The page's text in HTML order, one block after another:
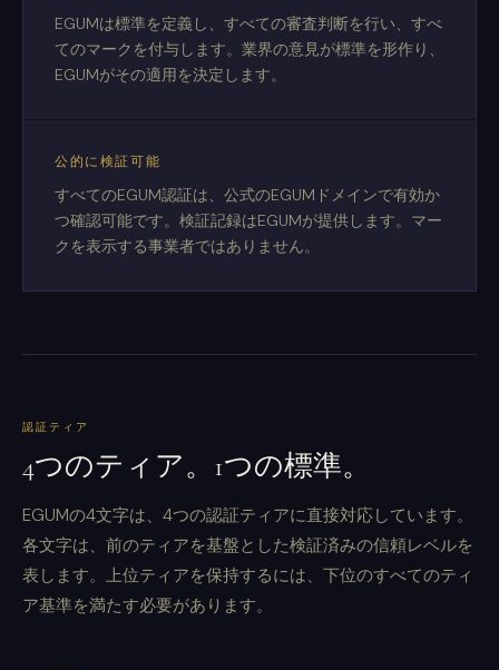
EGUMは標準を定義し、すべての審査判断を行い、すべ
てのマークを付与します。業界の意見が標準を形作り、
EGUMがその適用を決定します。
公的に検証可能
すべてのEGUM認証は、公式のEGUMドメインで有効か
つ確認可能です。検証記録はEGUMが提供します。マー
クを表示する事業者ではありません。
認証ティア
4つのティア。1つの標準。
EGUMの4文字は、4つの認証ティアに直接対応しています。
各文字は、前のティアを基盤とした検証済みの信頼レベルを
表します。上位ティアを保持するには、下位のすべてのティ
ア基準を満たす必要があります。